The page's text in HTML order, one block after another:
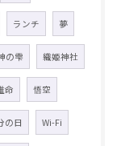
ランチ 夢
の雫 織姫神社
命 悟空
の日 Wi-Fi